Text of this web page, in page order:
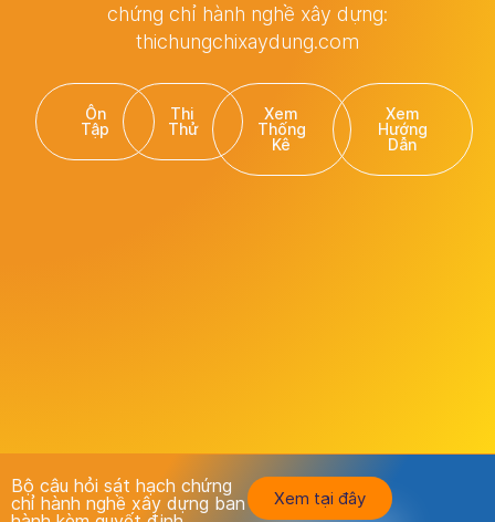
chứng chỉ hành nghề xây dựng:
thichungchixaydung.com
Ôn
Tập
Thi
Thử
Xem
Thống
Kê
Xem
Hướng
Dẫn
Bộ câu hỏi sát hạch chứng
chỉ hành nghề xây dựng ban
Xem tại đây